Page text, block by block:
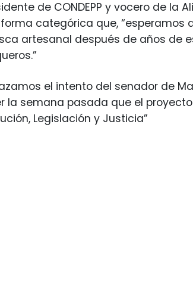
de CONDEPP y vocero de la
categórica que, “esperamos
artesanal después de años de
el intento del senador de
la semana pasada que el
Legislación y Justicia”